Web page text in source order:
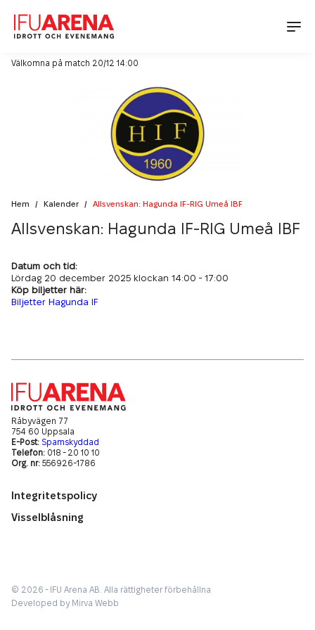
Boka Idrottsevenemang
Föreningsinfo Friidrott
Konferens & Bankett
Aktuellt på IFU Arena
Nyheter
Dagens lunch
Matlådor & Catering
Läger & Cupmåltider
Bankett & Evenemang
IFU Arena
Social Hållbarhet
Miljömässig Hållbarhet
Green Key
Senioraktiviteter
Partners
Lediga tjänster
IFU Sommarläger
Kontakta oss
Öppettider
Hem / Kalender / Allsvenskan: Hagunda IF-RIG Umeå IBF
Allsvenskan: Hagunda IF-RIG Umeå IBF
Välkomna på match 20/12 14:00
Datum och tid:
Lördag 20 december 2025 klockan 14:00 - 17:00
Köp biljetter här:
Biljetter Hagunda IF
Råbyvägen 77
754 60 Uppsala
E-Post: Spamskyddad
Telefon: 018 - 20 10 10
Org. nr:556926-1786
Integritetspolicy
Visselblåsning
© 2026 - IFU Arena AB. Alla rättigheter förbehållna
Developed byMirva Webb